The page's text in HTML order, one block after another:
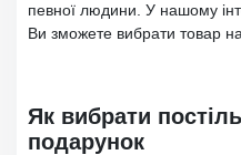
певної людини. У нашому
Ви зможете вибрати товар
Як вибрати
подарунок